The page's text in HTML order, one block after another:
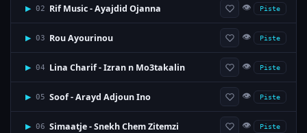
▶ 02 Rif Music - Ayajdid Ojanna 👁 Piste
▶ 03 Rou Ayourinou 👁 Piste
▶ 04 Lina Charif - Izran n Mo3takalin 👁 Piste
▶ 05 Soof - Arayd Adjoun Ino 👁 Piste
▶ 06 Simaatje - Snekh Chem Zitemzi 👁 Piste